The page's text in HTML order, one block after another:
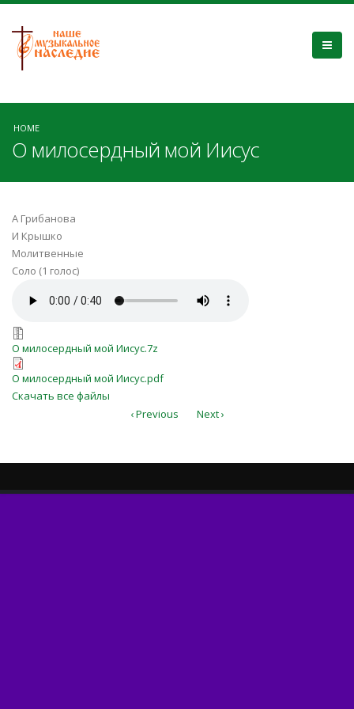
HOME
О милосердный мой Иисус
А Грибанова
И Крышко
Молитвенные
Соло (1 голос)
О милосердный мой Иисус.mp3
О милосердный мой Иисус.7z
О милосердный мой Иисус.7z
О милосердный мой Иисус.pdf
О милосердный мой Иисус.pdf
Скачать все файлы
‹ Previous
Next ›